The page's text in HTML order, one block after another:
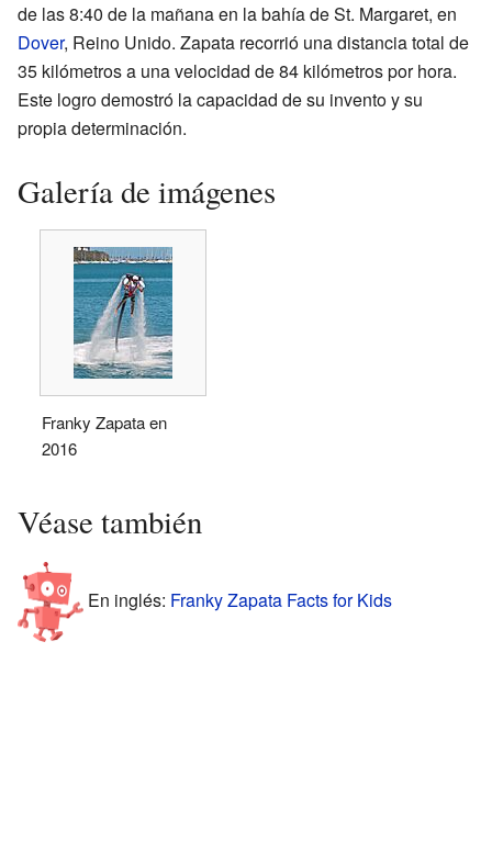
de las 8:40 de la mañana en la bahía de St. Margaret, en
Dover, Reino Unido. Zapata recorrió una distancia total de
35 kilómetros a una velocidad de 84 kilómetros por hora.
Este logro demostró la capacidad de su invento y su
propia determinación.
Galería de imágenes
Franky Zapata en
2016
Véase también
En inglés: Franky Zapata Facts for Kids